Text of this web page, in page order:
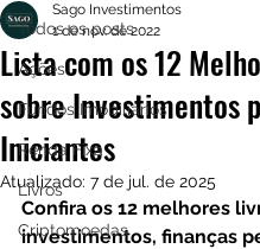
Todos os posts
Ações
Fundos Imobiliários
Renda Fixa
Livros
Criptomoedas
Lista com os 12
sobre Investimentos
Iniciantes
Sago Investimentos
1 de nov. de 2022
Atualizado: 7 de jul. de 2025
Confira os 12 melhores
investimentos, finanças